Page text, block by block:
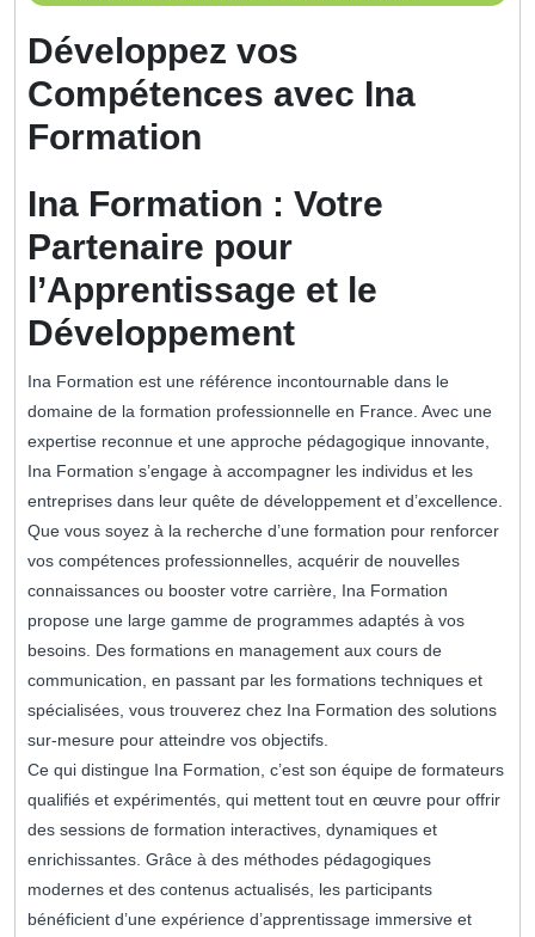
mars
Développez vos
Compétences avec Ina
Formation
Ina Formation : Votre
Partenaire pour
l’Apprentissage et le
Développement
Ina Formation est une référence incontournable dans le
domaine de la formation professionnelle en France. Avec une
expertise reconnue et une approche pédagogique innovante,
Ina Formation s’engage à accompagner les individus et les
entreprises dans leur quête de développement et d’excellence.
Que vous soyez à la recherche d’une formation pour renforcer
vos compétences professionnelles, acquérir de nouvelles
connaissances ou booster votre carrière, Ina Formation
propose une large gamme de programmes adaptés à vos
besoins. Des formations en management aux cours de
communication, en passant par les formations techniques et
spécialisées, vous trouverez chez Ina Formation des solutions
sur-mesure pour atteindre vos objectifs.
Ce qui distingue Ina Formation, c’est son équipe de formateurs
qualifiés et expérimentés, qui mettent tout en œuvre pour offrir
des sessions de formation interactives, dynamiques et
enrichissantes. Grâce à des méthodes pédagogiques
modernes et des contenus actualisés, les participants
bénéficient d’une expérience d’apprentissage immersive et